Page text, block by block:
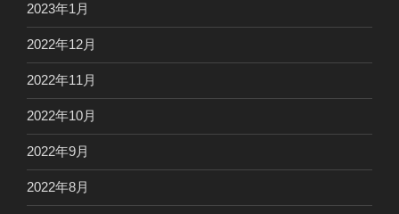
2023年1月
2022年12月
2022年11月
2022年10月
2022年9月
2022年8月